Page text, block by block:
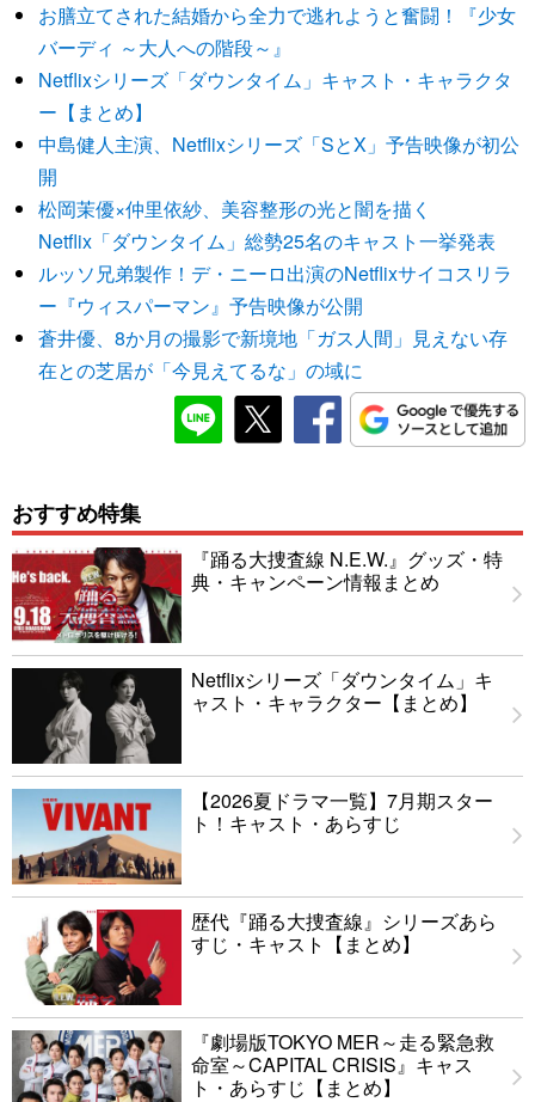
お膳立てされた結婚から全力で逃れようと奮闘！『少女
バーディ ～大人への階段～』
Netflixシリーズ「ダウンタイム」キャスト・キャラクタ
ー【まとめ】
中島健人主演、Netflixシリーズ「SとX」予告映像が初公
開
松岡茉優×仲里依紗、美容整形の光と闇を描く
Netflix「ダウンタイム」総勢25名のキャスト一挙発表
ルッソ兄弟製作！デ・ニーロ出演のNetflixサイコスリラ
ー『ウィスパーマン』予告映像が公開
蒼井優、8か月の撮影で新境地「ガス人間」見えない存
在との芝居が「今見えてるな」の域に
おすすめ特集
『踊る大捜査線 N.E.W.』グッズ・特
典・キャンペーン情報まとめ
Netflixシリーズ「ダウンタイム」キ
ャスト・キャラクター【まとめ】
【2026夏ドラマ一覧】7月期スター
ト！キャスト・あらすじ
歴代『踊る大捜査線』シリーズあら
すじ・キャスト【まとめ】
『劇場版TOKYO MER～走る緊急救
命室～CAPITAL CRISIS』キャス
ト・あらすじ【まとめ】